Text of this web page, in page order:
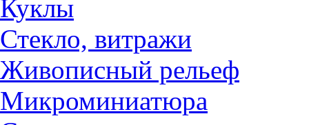
Куклы
Стекло, витражи
Живописный рельеф
Микроминиатюра